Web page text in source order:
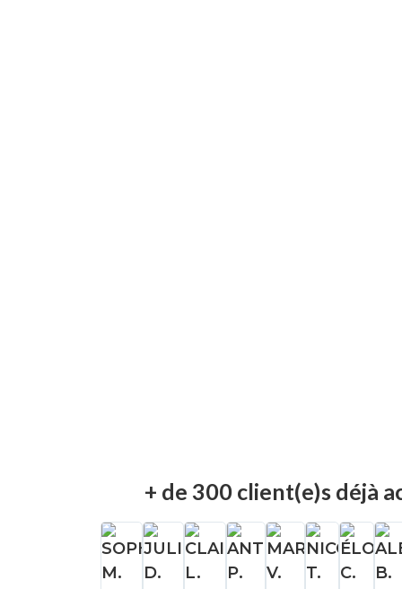
+ de 300 client(e)s déjà
SOPHIE
M.

JULIEN
D.

CLAIRE
L.
 
ANTOINE
P.

MARION
V.
  
T.
 
C.
